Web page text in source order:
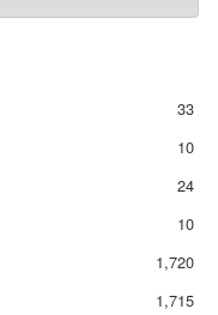
33
10
24
10
1,720
1,715